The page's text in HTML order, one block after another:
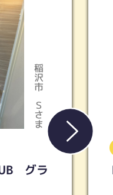
稲沢市
Ｓさま
UB グラ